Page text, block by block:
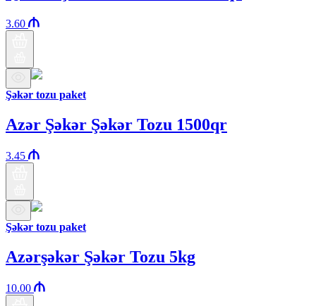
3.60
Şəkər tozu paket
Azər Şəkər Şəkər Tozu 1500qr
3.45
Şəkər tozu paket
Azərşəkər Şəkər Tozu 5kg
10.00